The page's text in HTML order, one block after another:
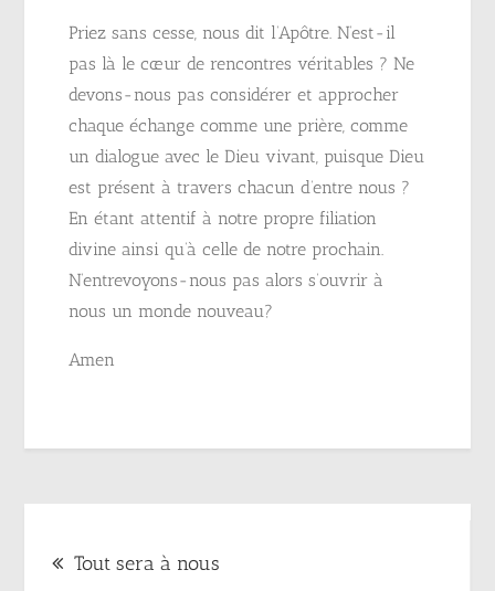
Priez sans cesse, nous dit l’Apôtre. N’est-il
pas là le cœur de rencontres véritables ? Ne
devons-nous pas considérer et approcher
chaque échange comme une prière, comme
un dialogue avec le Dieu vivant, puisque Dieu
est présent à travers chacun d’entre nous ?
En étant attentif à notre propre filiation
divine ainsi qu’à celle de notre prochain.
N’entrevoyons-nous pas alors s’ouvrir à
nous un monde nouveau?
Amen
Tout sera à nous